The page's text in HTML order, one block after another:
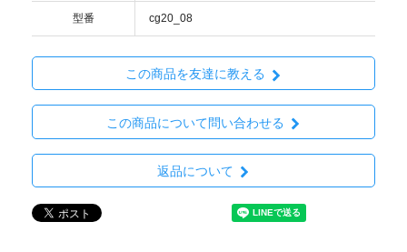
型番 cg20_08
この商品を友達に教える
この商品について問い合わせる
返品について